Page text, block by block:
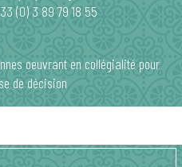
(0) 3 89 79 18 55
oeuvrant en collégialité pour
de décision